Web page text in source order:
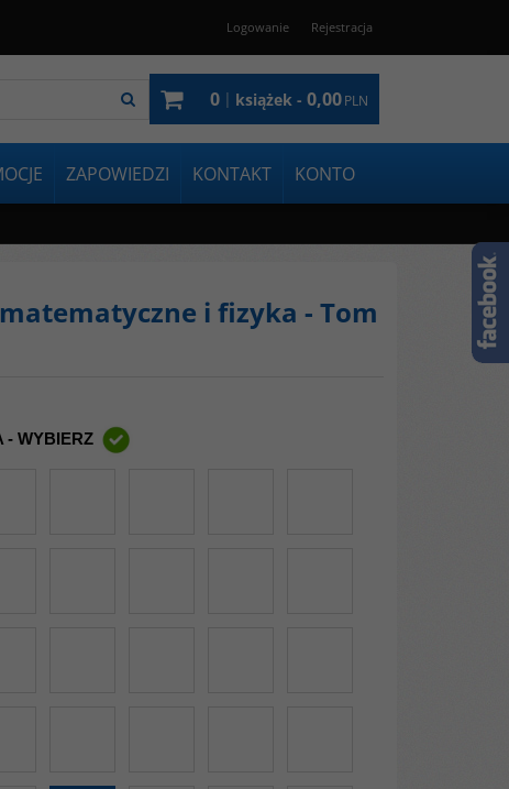
Logowanie Rejestracja
0 | książek - 0,00PLN
ZAPOWIEDZI KONTAKT KONTO
i fizyka - Tom
- WYBIERZ